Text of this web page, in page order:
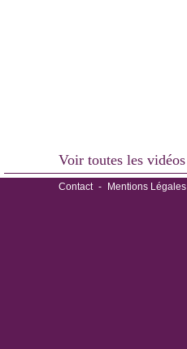
Voir toutes les vidéos
Contact - Mentions Légales